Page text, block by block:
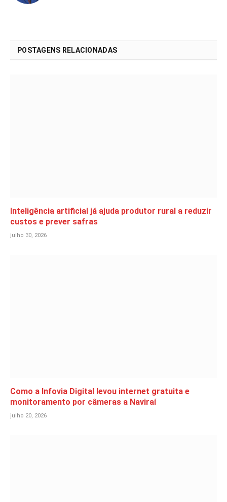
POSTAGENS RELACIONADAS
Inteligência artificial já ajuda produtor rural a reduzir
custos e prever safras
julho 30, 2026
Como a Infovia Digital levou internet gratuita e
monitoramento por câmeras a Naviraí
julho 20, 2026